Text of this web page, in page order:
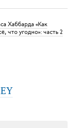
Хаббарда «Как
что угодно»: часть 2